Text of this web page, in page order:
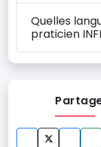
Quelles
praticien